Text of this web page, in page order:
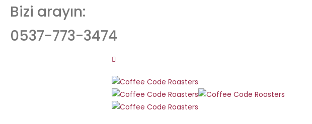
Bizi arayın:
0537-773-3474